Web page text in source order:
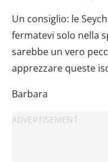
Un consiglio: le
fermatevi solo nella
sarebbe un vero
apprezzare queste
Barbara